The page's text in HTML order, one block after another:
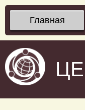
Главная